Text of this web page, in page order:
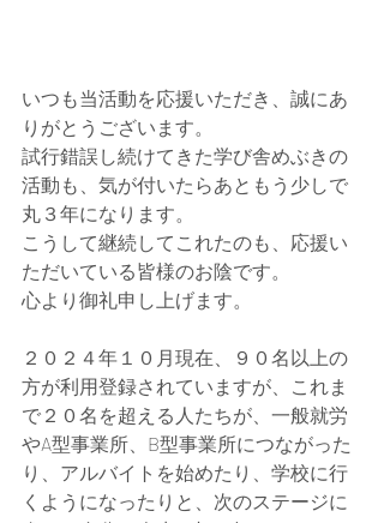
いつも当活動を応援いただき、誠にあ
りがとうございます。
試行錯誤し続けてきた学び舎めぶきの
活動も、気が付いたらあともう少しで
丸３年になります。
こうして継続してこれたのも、応援い
ただいている皆様のお陰です。
心より御礼申し上げます。
２０２４年１０月現在、９０名以上の
方が利用登録されていますが、これま
で２０名を超える人たちが、一般就労
やA型事業所、B型事業所につながった
り、アルバイトを始めたり、学校に行
くようになったりと、次のステージに